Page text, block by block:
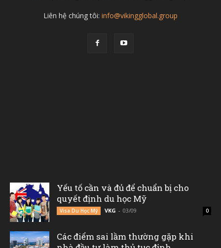
Liên hệ chúng tôi: info@vikingglobal.group
Yếu tố cần và đủ để chuẩn bị cho
quyết định du học Mỹ
Visa Du Học Mỹ VKG - 03/09 0
Các điểm sai lầm thường gặp khi